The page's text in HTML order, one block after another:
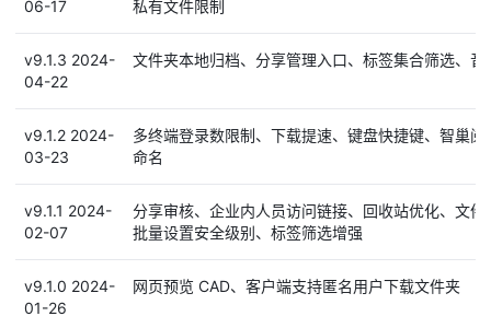
06-17
私有文件限制
v9.1.3 2024-
04-22
文件夹本地归档、分享管理入口、标签集合筛选、
v9.1.2 2024-
03-23
多终端登录数限制、下载提速、键盘快捷键、智巢
命名
v9.1.1 2024-
02-07
分享审核、企业内人员访问链接、回收站优化、文
批量设置安全级别、标签筛选增强
v9.1.0 2024-
01-26
网页预览 CAD、客户端支持匿名用户下载文件夹